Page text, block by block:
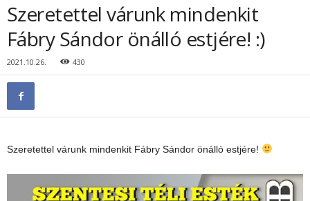
Szeretettel várunk mindenkit
Fábry Sándor önálló estjére! :)
2021.10.26. 430
Szeretettel várunk mindenkit Fábry Sándor önálló estjére!